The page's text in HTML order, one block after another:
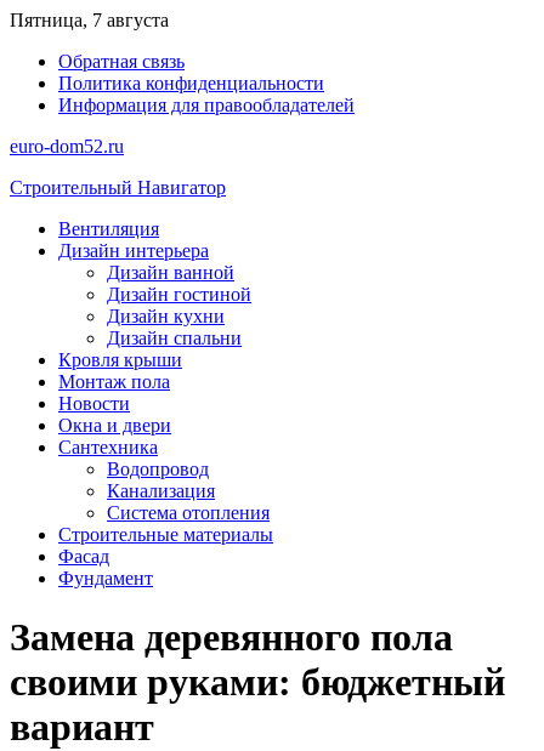
Перейти
содержимому
Пятница, 7 августа
Обратная связь
Политика конфиденциальности
Информация для правообладателей
euro-dom52.ru
Строительный Навигатор
Вентиляция
Дизайн интерьера
Дизайн ванной
Дизайн гостиной
Дизайн кухни
Дизайн спальни
Кровля крыши
Монтаж пола
Новости
Окна и двери
Сантехника
Водопровод
Канализация
Система отопления
Строительные материалы
Фасад
Фундамент
Замена деревянного пола
своими руками: бюджетный
вариант